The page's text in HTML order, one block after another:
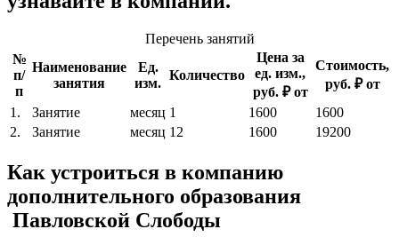
Перечень занятий
№
п/
п
Наименование
занятия
Ед.
изм.
Количество
Цена за
ед. изм.,
руб. ₽ от
Стоимость,
руб. ₽ от
1.
Занятие месяц 1 1600
1600
2.
Занятие месяц 12 1600 19200
Как устроиться в компанию
дополнительного образования
Павловской Слободы